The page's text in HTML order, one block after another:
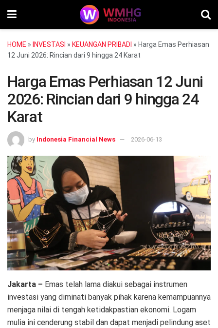
HOME » INVESTASI » KEUANGAN PRIBADI » Harga Emas Perhiasan
12 Juni 2026: Rincian dari 9 hingga 24 Karat
Harga Emas Perhiasan 12 Juni
2026: Rincian dari 9 hingga 24
Karat
by Indonesia Financial News 2026-06-13
Jakarta – Emas telah lama diakui sebagai instrumen
investasi yang diminati banyak pihak karena kemampuannya
menjaga nilai di tengah ketidakpastian ekonomi. Logam
mulia ini cenderung stabil dan dapat menjadi pelindung aset